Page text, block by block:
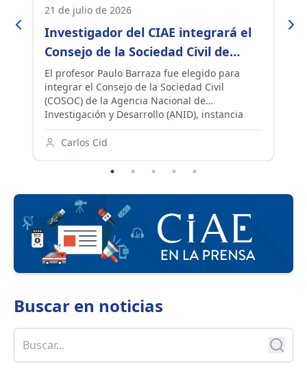
21 de julio de 2026
Investigador del CIAE integrará el
Consejo de la Sociedad Civil de
ANID, instancia que aporta a las
políticas de ciencia e investigación
del país
El profesor Paulo Barraza fue elegido para
integrar el Consejo de la Sociedad Civil
(COSOC) de la Agencia Nacional de
Investigación y Desarrollo (ANID), instancia
que reúne a representantes de universidades,
organizaciones de la sociedad civil y centros
participación ciudadana en las políticas,
Agencia.
Carlos Cid
Buscar en noticias